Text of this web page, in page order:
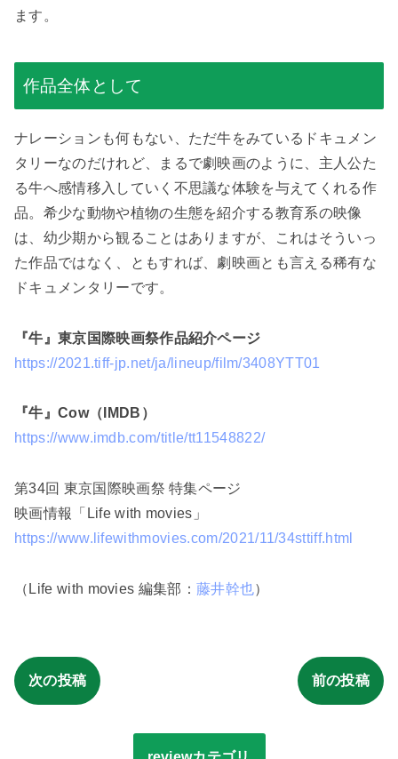
ます。
作品全体として
ナレーションも何もない、ただ牛をみているドキュメン
タリーなのだけれど、まるで劇映画のように、主人公た
る牛へ感情移入していく不思議な体験を与えてくれる作
品。希少な動物や植物の生態を紹介する教育系の映像
は、幼少期から観ることはありますが、これはそういっ
た作品ではなく、ともすれば、劇映画とも言える稀有な
ドキュメンタリーです。
『牛』東京国際映画祭作品紹介ページ
https://2021.tiff-jp.net/ja/lineup/film/3408YTT01
『牛』Cow（IMDB）
https://www.imdb.com/title/tt11548822/
第34回 東京国際映画祭 特集ページ
映画情報「Life with movies」
https://www.lifewithmovies.com/2021/11/34sttiff.html
（Life with movies 編集部：藤井幹也）
次の投稿 前の投稿